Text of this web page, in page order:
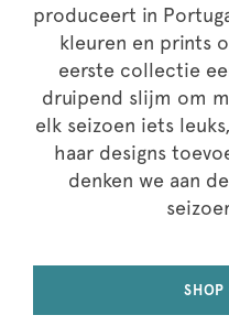
produceert in
kleuren en prints
eerste collectie
druipend slijm om
elk seizoen iets
haar designs
denken we aan
SHOP